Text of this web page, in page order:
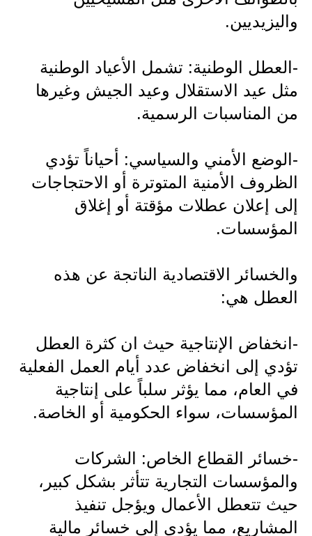
مرشحات
المرحلة المتوسطة
المرحلة الاعدادية
المرحلة الابتدائية
المرحلة المتوسطة
ملازم دراسية
المرحلة الاعدادية
دروس
المرحلة الابتدائية
المرحلة المتوسطة
المرحلة الاعدادية
مواضيع انشاء
واليزيديين.
-العطل الوطنية: تشمل الأعياد الوطنية
مثل عيد الاستقلال وعيد الجيش وغيرها
من المناسبات الرسمية.
-الوضع الأمني والسياسي: أحياناً تؤدي
الظروف الأمنية المتوترة أو الاحتجاجات
إلى إعلان عطلات مؤقتة أو إغلاق
المؤسسات.
والخسائر الاقتصادية الناتجة عن هذه
العطل هي:
-انخفاض الإنتاجية حيث ان كثرة العطل
تؤدي إلى انخفاض عدد أيام العمل الفعلية
في العام، مما يؤثر سلباً على إنتاجية
المؤسسات، سواء الحكومية أو الخاصة.
-خسائر القطاع الخاص: الشركات
والمؤسسات التجارية تتأثر بشكل كبير،
حيث تتعطل الأعمال ويؤجل تنفيذ
المشاريع، مما يؤدي إلى خسائر مالية